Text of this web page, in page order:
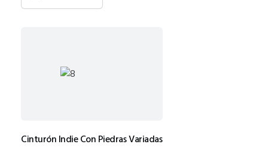
Cinturón Indie Con Piedras Variadas